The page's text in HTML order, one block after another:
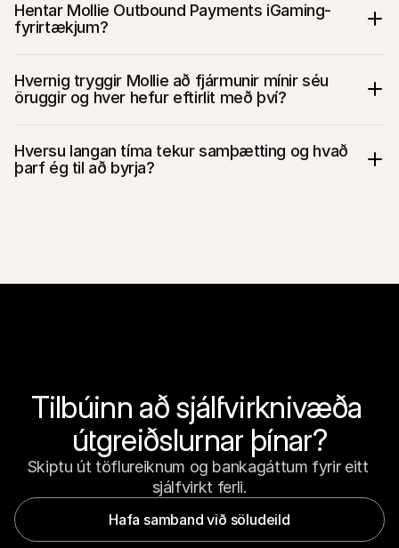
Hentar Mollie Outbound Payments iGaming-
fyrirtækjum?
Hvernig tryggir Mollie að fjármunir mínir séu
öruggir og hver hefur eftirlit með því?
Hversu langan tíma tekur samþætting og hvað
þarf ég til að byrja?
Tilbúinn að sjálfvirknivæða
útgreiðslurnar þínar?
Skiptu út töflureiknum og bankagáttum fyrir eitt
sjálfvirkt ferli.
Hafa samband við söludeild